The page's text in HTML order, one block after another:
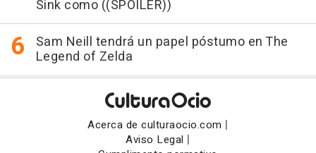
Sink como ((SPOILER))
Sam Neill tendrá un papel póstumo en The
Legend of Zelda
Acerca de culturaocio.com |
Aviso Legal |